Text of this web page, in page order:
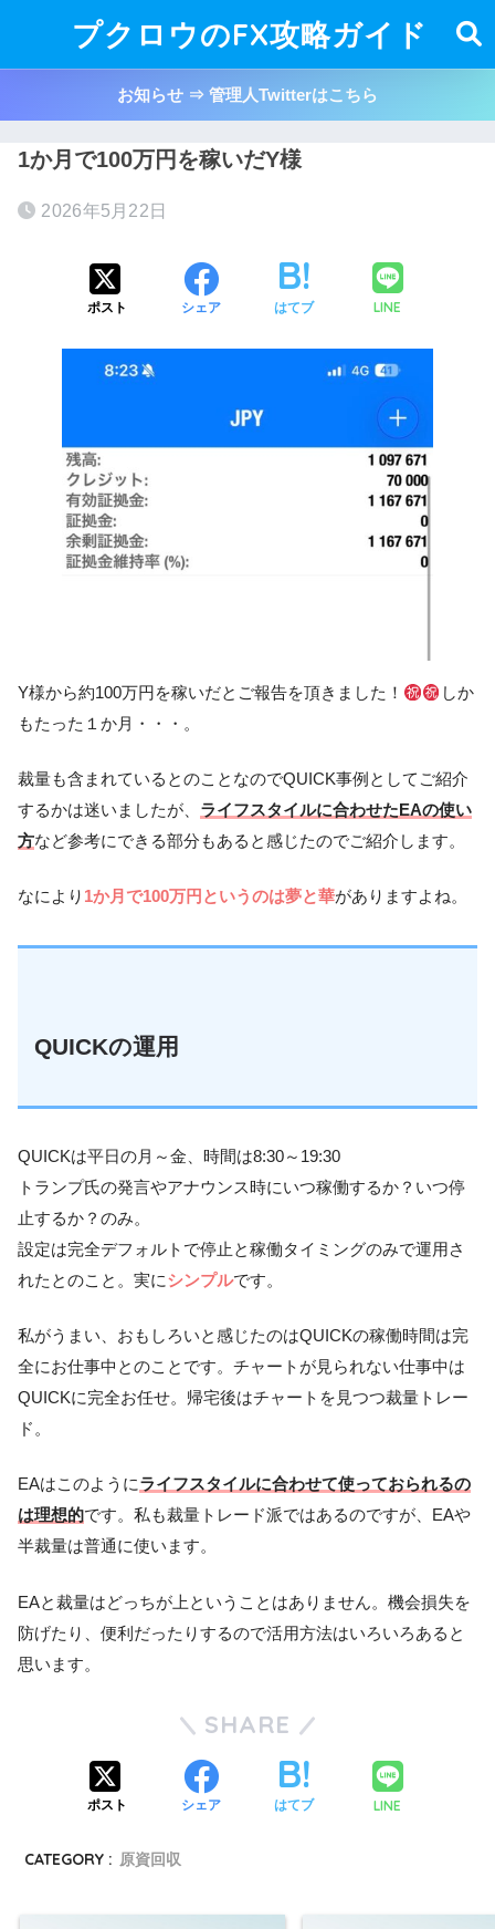
プクロウのFX攻略ガイド
お知らせ ⇒ 管理人Twitterはこちら
1か月で100万円を稼いだY様
2026年5月22日
ポスト シェア はてブ LINE
Y様から約100万円を稼いだとご報告を頂きました！
しか
もたった１か月・・・。
裁量も含まれているとのことなのでQUICK事例としてご紹介
するかは迷いましたが、 ライフスタイルに合わせたEAの使い
方など参考にできる部分もあると感じたのでご紹介します。
なにより 1か月で100万円というのは夢と華がありますよね。
QUICKの運用
QUICKは平日の月～金、時間は8:30～19:30
トランプ氏の発言やアナウンス時にいつ稼働するか？いつ停
止するか？のみ。
設定は完全デフォルトで停止と稼働タイミングのみで運用さ
れたとのこと。実にシンプルです。
私がうまい、おもしろいと感じたのはQUICKの稼働時間は完
全にお仕事中とのことです。チャートが見られない仕事中は
QUICKに完全お任せ。帰宅後はチャートを見つつ裁量トレー
ド。
EAはこのようにライフスタイルに合わせて使っておられるの
は理想的です。私も裁量トレード派ではあるのですが、EAや
半裁量は普通に使います。
EAと裁量はどっちが上ということはありません。機会損失を
防げたり、便利だったりするので活用方法はいろいろあると
思います。
SHARE
ポスト シェア はてブ LINE
CATEGORY : 原資回収